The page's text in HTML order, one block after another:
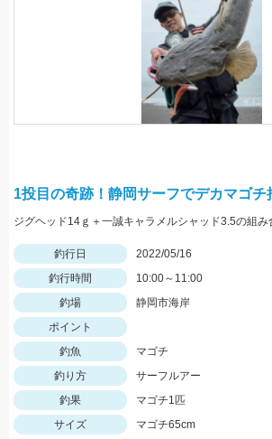
1投目の奇跡！静岡サーフでデカマゴチ
釣行日
2022/05/16
釣行時間
10:00～11:00
釣場
静岡市海岸
ポイント
釣魚
マゴチ
釣り方
サーフルアー
釣果
マゴチ1匹
サイズ
マゴチ65cm